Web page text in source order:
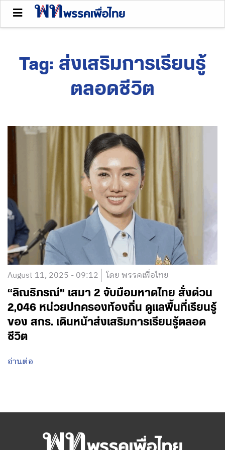
Tag: ส่งเสริมการเรียนรู้
ตลอดชีวิต
August 11, 2025 - 09:12 โดย พรรคเพื่อไทย
“ลิณธิภรณ์” เสมา 2 จับมือมหาดไทย สั่งด่วน
2,046 หน่วยปกครองท้องถิ่น ดูแลพื้นที่เรียนรู้
ของ สกร. เดินหน้าส่งเสริมการเรียนรู้ตลอด
ชีวิต
อ่านต่อ